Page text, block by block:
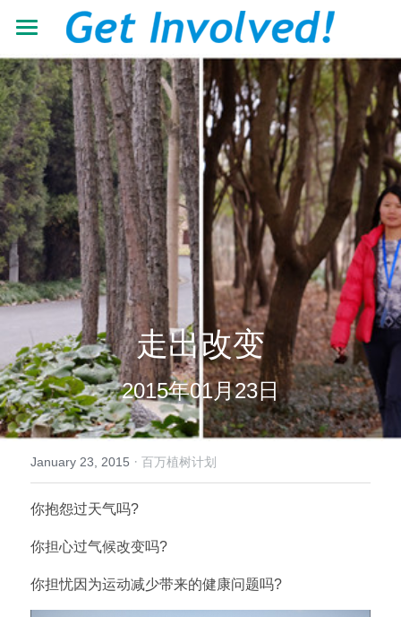
首页
关于我们
了解根与芽
认识珍·古道尔
共建伙伴
加入我们
工作领域
抵御荒漠化
可持续发展教育
有机生态教育
低碳节能倡导
营造可持续生活
助力儿童成长
倡导生物多样性
最新动态
青年力量
志愿者+
学校小组
资源中心
机构年报
教材教程
影像资料
搜索
中文
中文
English
走出改变
2015年01月23日
January 23, 2015 · 百万植树计划
你抱怨过天气吗?
你担心过气候改变吗?
你担忧因为运动减少带来的健康问题吗?